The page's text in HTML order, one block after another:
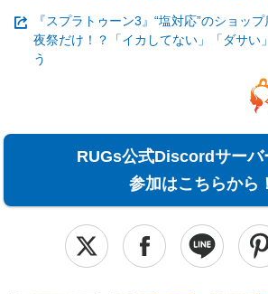
『スプラトゥーン3』“塩対応”のショッ
夜祭だけ！？「イカしてない」「ダサい
う
RUGs公式Discordサーバ
参加はこちらから！